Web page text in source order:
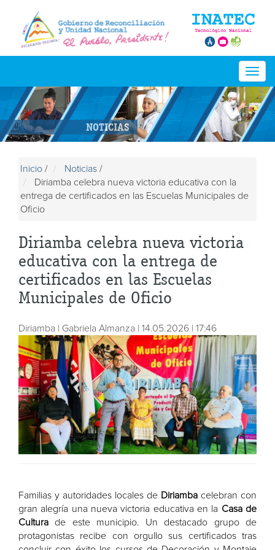
NOTICIAS
Inicio / Noticias /
Diriamba celebra nueva victoria educativa con la
entrega de certificados en las Escuelas Municipales de
Oficio
Diriamba celebra nueva victoria
educativa con la entrega de
certificados en las Escuelas
Municipales de Oficio
Diriamba | Gabriela Almanza | 14.05.2026 | 17:46
Familias y autoridades locales de Diriamba celebran con
gran alegría una nueva victoria educativa en la Casa de
Cultura de este municipio. Un destacado grupo de
protagonistas recibe con orgullo sus certificados tras